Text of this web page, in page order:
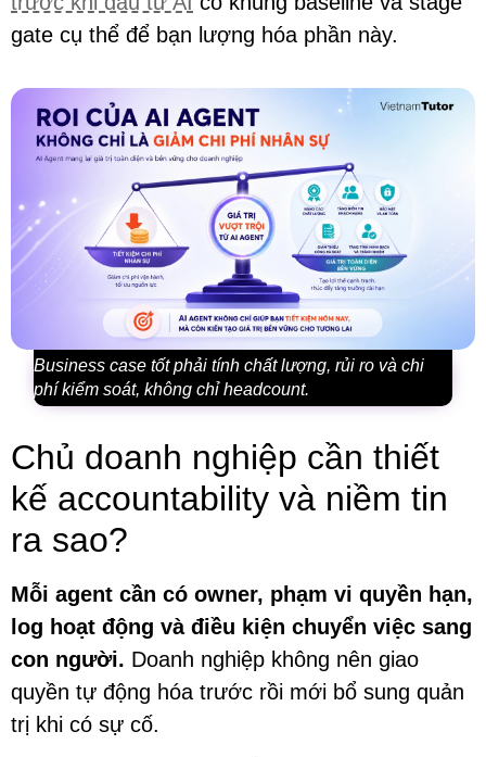
gate cụ thể để bạn lượng hóa phần này.
Business case tốt phải tính chất lượng, rủi ro và chi
phí kiểm soát, không chỉ headcount.
Chủ doanh nghiệp cần thiết
kế accountability và niềm tin
ra sao?
Mỗi agent cần có owner, phạm vi quyền hạn,
log hoạt động và điều kiện chuyển việc sang
con người. Doanh nghiệp không nên giao
quyền tự động hóa trước rồi mới bổ sung quản
trị khi có sự cố.